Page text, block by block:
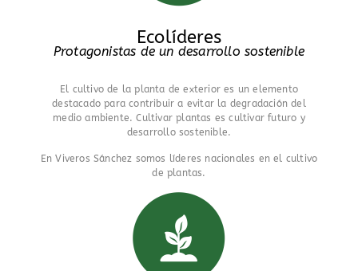
Ecolíderes
Protagonistas de un desarrollo sostenible
El cultivo de la planta de exterior es un elemento
destacado para contribuir a evitar la degradación del
medio ambiente. Cultivar plantas es cultivar futuro y
desarrollo sostenible.
En Viveros Sánchez somos líderes nacionales en el cultivo
de plantas.